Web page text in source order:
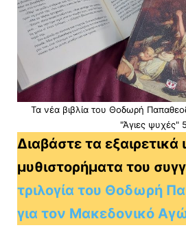
Τα νέα βιβλία του Θοδωρή
"Άγιες ψυχές" 5
Διαβάστε τα εξαιρετικά
μυθιστορήματα του
τριλογία του Θοδωρή
για τον Μακεδονικό